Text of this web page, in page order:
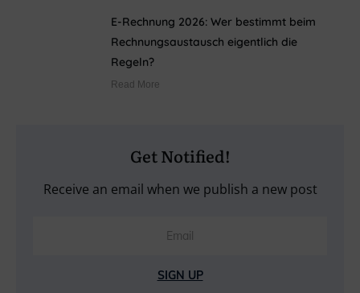
E-Rechnung 2026: Wer bestimmt beim
Rechnungsaustausch eigentlich die
Regeln?
Read More
Get Notified!
Receive an email when we publish a new post
SIGN UP